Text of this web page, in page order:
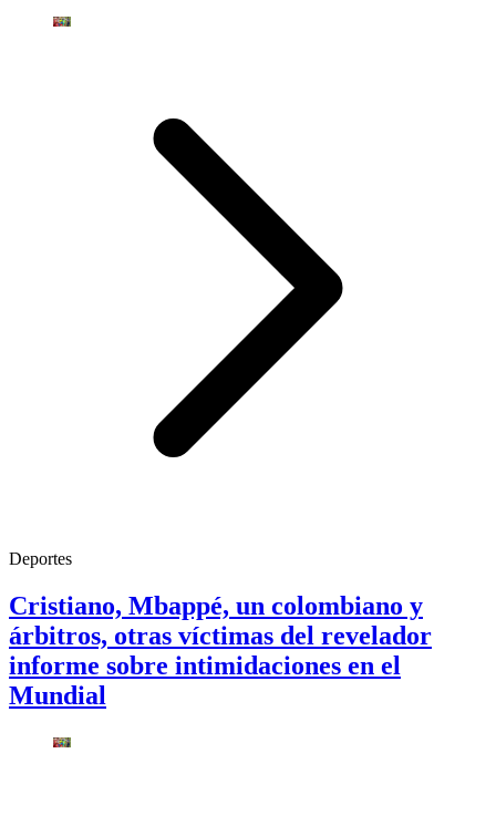
Deportes
Cristiano, Mbappé, un colombiano y
árbitros, otras víctimas del revelador
informe sobre intimidaciones en el
Mundial